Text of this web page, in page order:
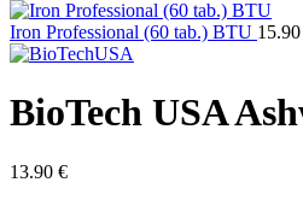
Iron Professional (60 tab.) BTU 15.90
BioTech USA
13.90 €